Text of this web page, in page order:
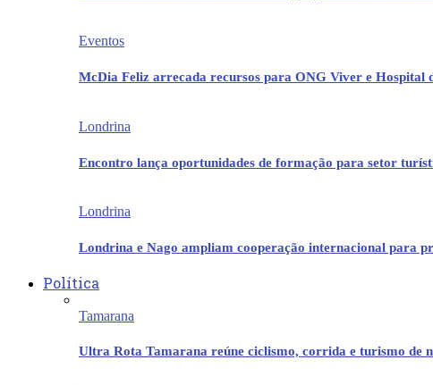
Eventos
McDia Feliz arrecada recursos para ONG Viver e Hospital
Londrina
Encontro lança oportunidades de formação para setor
Londrina
Londrina e Nago ampliam cooperação internacional para
Política
Tamarana
Ultra Rota Tamarana reúne ciclismo, corrida e turismo de